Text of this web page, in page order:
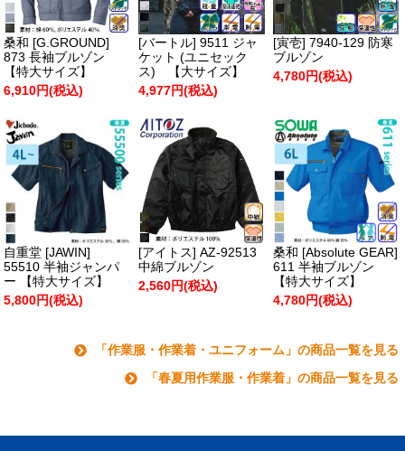
桑和 [G.GROUND]
873 長袖ブルゾン
【特大サイズ】
6,910円(税込)
[バートル] 9511 ジャ
ケット (ユニセック
ス) 【大サイズ】
4,977円(税込)
[寅壱] 7940-129 防寒
ブルゾン
4,780円(税込)
自重堂 [JAWIN]
55510 半袖ジャンパ
ー 【特大サイズ】
5,800円(税込)
[アイトス] AZ-92513
中綿ブルゾン
2,560円(税込)
桑和 [Absolute GEAR]
611 半袖ブルゾン
【特大サイズ】
4,780円(税込)
「作業服・作業着・ユニフォーム」の商品一覧を見る
「春夏用作業服・作業着」の商品一覧を見る